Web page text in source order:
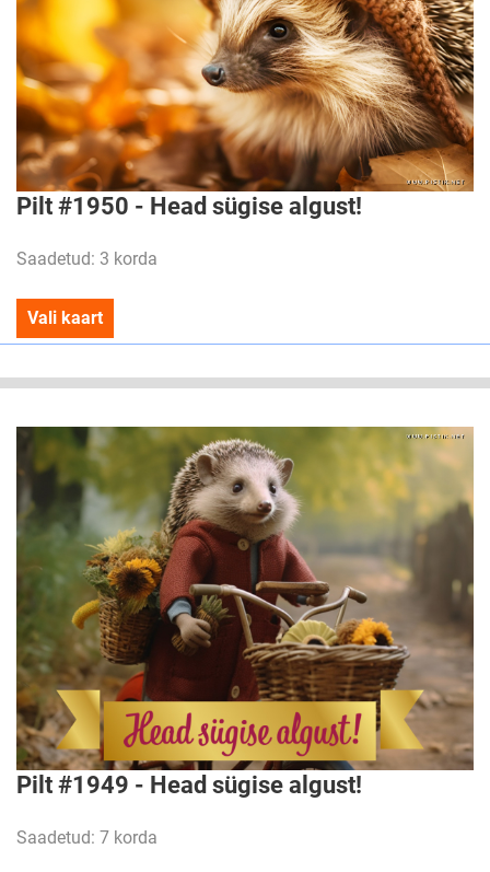
Pilt #1950 - Head sügise algust!
Saadetud: 3 korda
Vali kaart
Pilt #1949 - Head sügise algust!
Saadetud: 7 korda